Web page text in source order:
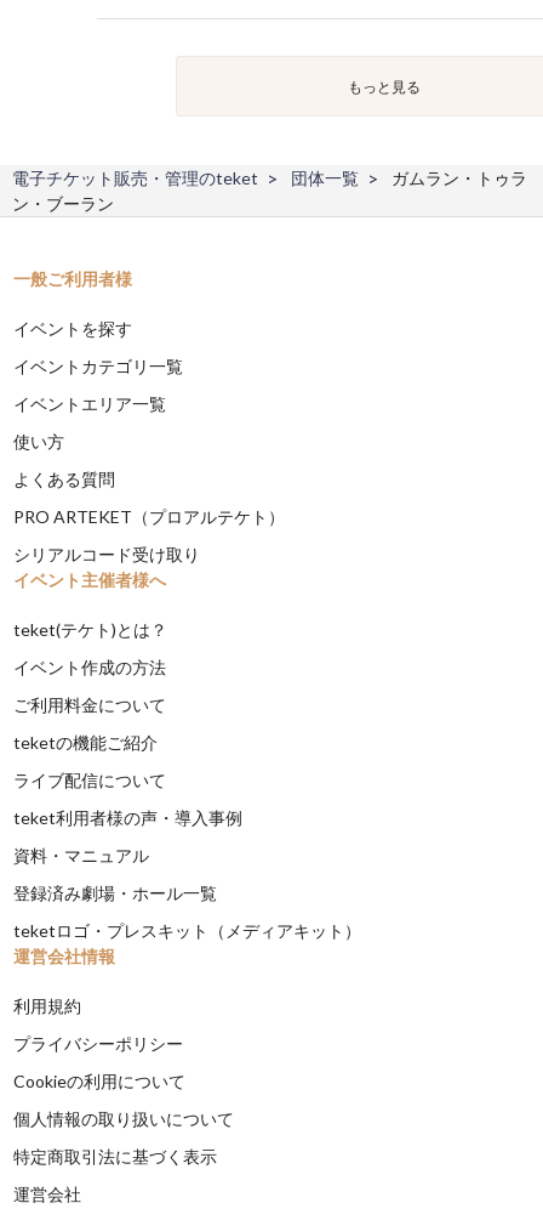
もっと見る
電子チケット販売・管理のteket 団体一覧
ガムラン・トゥラ
ン・ブーラン
一般ご利用者様
イベントを探す
イベントカテゴリ一覧
イベントエリア一覧
使い方
よくある質問
PRO ARTEKET（プロアルテケト）
シリアルコード受け取り
イベント主催者様へ
teket(テケト)とは？
イベント作成の方法
ご利用料金について
teketの機能ご紹介
ライブ配信について
teket利用者様の声・導入事例
資料・マニュアル
登録済み劇場・ホール一覧
teketロゴ・プレスキット（メディアキット）
運営会社情報
利用規約
プライバシーポリシー
Cookieの利用について
個人情報の取り扱いについて
特定商取引法に基づく表示
運営会社